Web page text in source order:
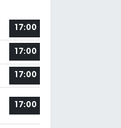
17:00
17:00
17:00
17:00